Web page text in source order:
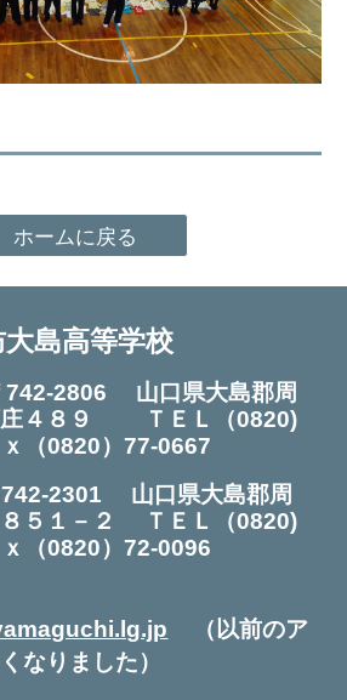
ホームに戻る
大島高等学校
2806 山口県大島郡周
庄４８９ ＴＥＬ
（0820)
ｘ（0820）77-0667
2301
山口県大島郡周
８５１－２ ＴＥＬ（0820)
ｘ（0820）72-0096
（以前のア
なりました）